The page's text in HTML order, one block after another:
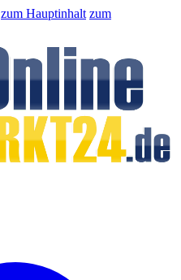
zum Hauptinhalt zum